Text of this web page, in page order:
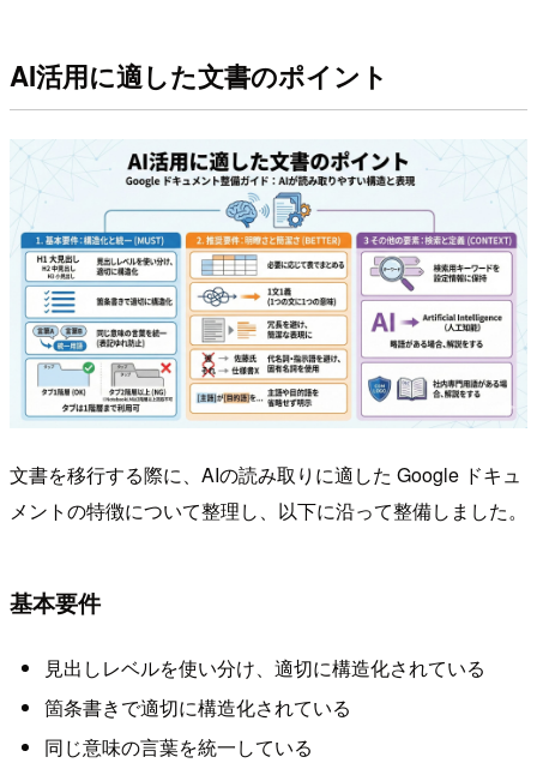
AI活用に適した文書のポイント
文書を移行する際に、AIの読み取りに適した Google ドキュ
メントの特徴について整理し、以下に沿って整備しました。
基本要件
見出しレベルを使い分け、適切に構造化されている
箇条書きで適切に構造化されている
同じ意味の言葉を統一している